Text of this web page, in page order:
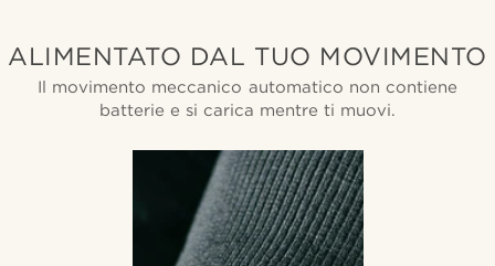
ALIMENTATO DAL TUO MOVIMENTO
Il movimento meccanico automatico non contiene
batterie e si carica mentre ti muovi.